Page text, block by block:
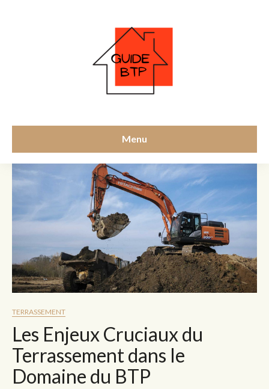
Menu
terassement
TERRASSEMENT
Les Enjeux Cruciaux du
Terrassement dans le
Domaine du BTP